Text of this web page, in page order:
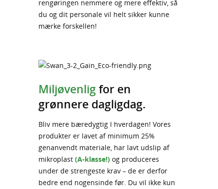
rengøringen nemmere og mere effektiv, så
du og dit personale vil helt sikker kunne
mærke forskellen!
Miljøvenligfor en
grønnere dagligdag.
Bliv mere bæredygtig I hverdagen! Vores
produkter er lavet af minimum 25%
genanvendt materiale, har lavt udslip af
mikroplast (A-klasse!) og produceres
under de strengeste krav – de er derfor
bedre end nogensinde før. Du vil ikke kun